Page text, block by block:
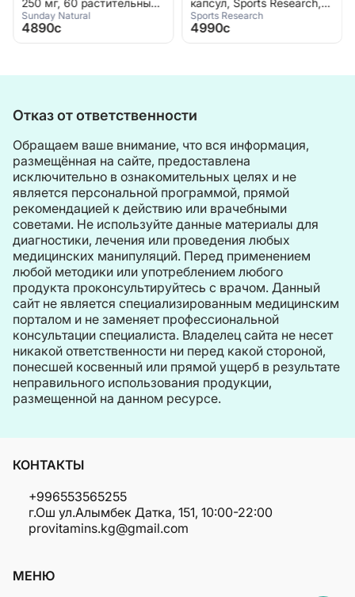
капсул, Sunday Natural,
Omega 3 Vegan DHA
Enhanced
Sunday Natural
4890c
Omega 3
Sports Research
4990c
Отказ от ответственности
Обращаем ваше внимание, что вся информация,
размещённая на сайте, предоставлена
исключительно в ознакомительных целях и не
является персональной программой, прямой
рекомендацией к действию или врачебными
советами. Не используйте данные материалы для
диагностики, лечения или проведения любых
медицинских манипуляций. Перед применением
любой методики или употреблением любого
продукта проконсультируйтесь с врачом. Данный
сайт не является специализированным медицинским
порталом и не заменяет профессиональной
консультации специалиста. Владелец сайта не несет
никакой ответственности ни перед какой стороной,
понесшей косвенный или прямой ущерб в результате
неправильного использования продукции,
размещенной на данном ресурсе.
КОНТАКТЫ
+996553565255
г.Ош ул.Алымбек Датка, 151, 10:00-22:00
provitamins.kg@gmail.com
МЕНЮ